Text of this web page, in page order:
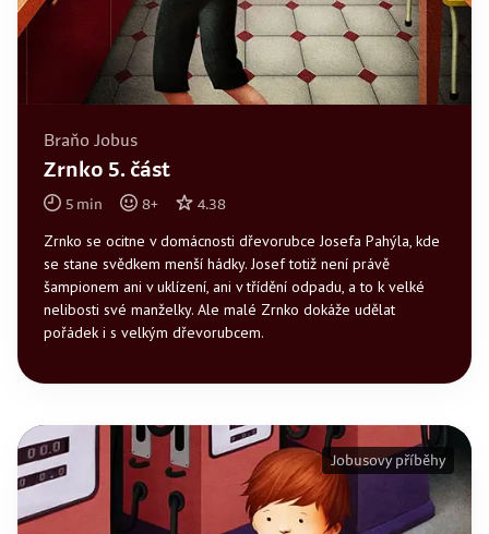
Braňo Jobus
Zrnko 5. část
5 min 8+ 4.38
Zrnko se ocitne v domácnosti dřevorubce Josefa Pahýla, kde
se stane svědkem menší hádky. Josef totiž není právě
šampionem ani v uklízení, ani v třídění odpadu, a to k velké
nelibosti své manželky. Ale malé Zrnko dokáže udělat
pořádek i s velkým dřevorubcem.
Jobusovy příběhy